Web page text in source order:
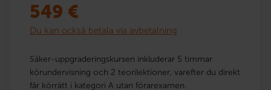
549 €
Du kan också betala via avbetalning
Säker-uppgraderingskursen inkluderar 5 timmar
körundervisning och 2 teorilektioner, varefter du direkt
får körrätt i kategori A utan förarexamen.